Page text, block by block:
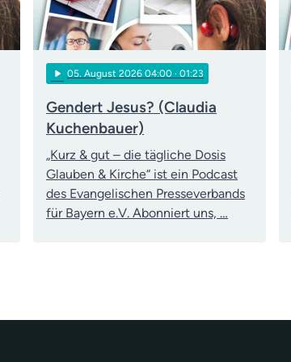
play_arrow 05 . August 2026 04:00 · 01:23
Gendert Jesus? (Claudia
Kuchenbauer)
„Kurz & gut – die tägliche Dosis
Glauben & Kirche“ ist ein Podcast
des Evangelischen Presseverbands
für Bayern e.V. Abonniert uns, …